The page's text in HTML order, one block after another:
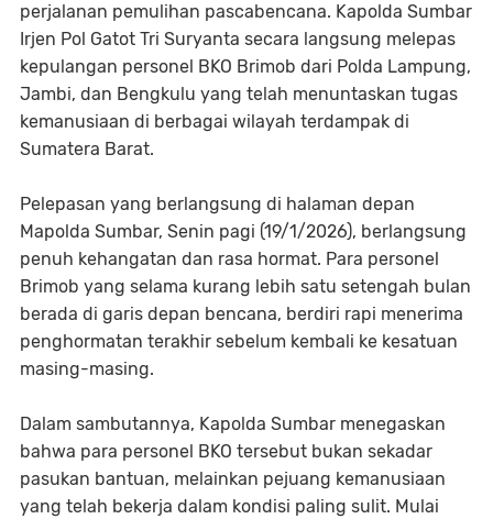
perjalanan pemulihan pascabencana. Kapolda Sumbar
Irjen Pol Gatot Tri Suryanta secara langsung melepas
kepulangan personel BKO Brimob dari Polda Lampung,
Jambi, dan Bengkulu yang telah menuntaskan tugas
kemanusiaan di berbagai wilayah terdampak di
Sumatera Barat.
Pelepasan yang berlangsung di halaman depan
Mapolda Sumbar, Senin pagi (19/1/2026), berlangsung
penuh kehangatan dan rasa hormat. Para personel
Brimob yang selama kurang lebih satu setengah bulan
berada di garis depan bencana, berdiri rapi menerima
penghormatan terakhir sebelum kembali ke kesatuan
masing-masing.
Dalam sambutannya, Kapolda Sumbar menegaskan
bahwa para personel BKO tersebut bukan sekadar
pasukan bantuan, melainkan pejuang kemanusiaan
yang telah bekerja dalam kondisi paling sulit. Mulai